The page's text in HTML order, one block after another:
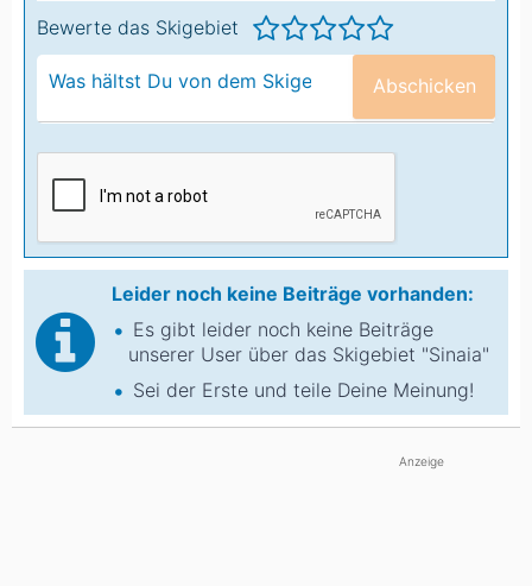
Bewerte das Skigebiet
Abschicken
Leider noch keine Beiträge vorhanden:
Es gibt leider noch keine Beiträge
unserer User über das Skigebiet "Sinaia"
Sei der Erste und teile Deine Meinung!
Anzeige